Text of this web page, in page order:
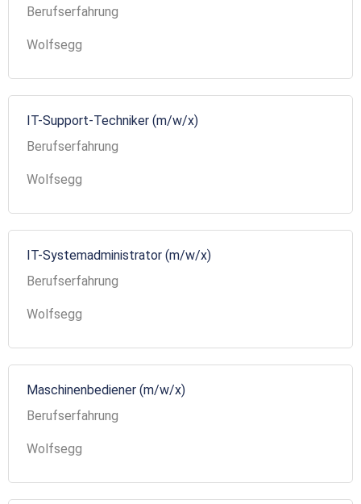
Berufserfahrung
Wolfsegg
IT-Support-Techniker (m/w/x)
Berufserfahrung
Wolfsegg
IT-Systemadministrator (m/w/x)
Berufserfahrung
Wolfsegg
Maschinenbediener (m/w/x)
Berufserfahrung
Wolfsegg